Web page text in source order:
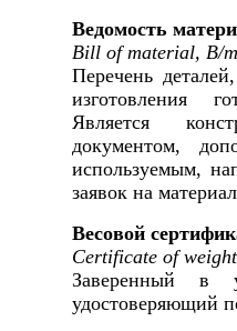
Ведомость
Bill of material, B/
Перечень
изготовления
Является
документом,
используемым,
заявок на
Весовой
Certificate of weight
Заверенный в
удостоверяющий